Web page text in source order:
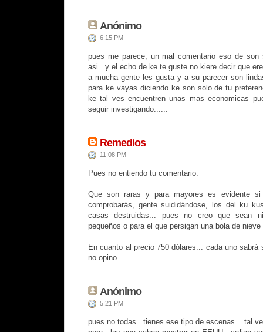
Anónimo
6:15 PM
pues me parece, un mal comentario eso de son
asi.. y el echo de ke te guste no kiere decir que
a mucha gente les gusta y a su parecer son
para ke vayas diciendo ke son solo de tu
ke tal ves encuentren unas mas economicas
seguir investigando......
Remedios
11:08 PM
Pues no entiendo tu comentario.
Que son raras y para mayores es evidente
comprobarás, gente suididándose, los del ku
casas destruidas... pues no creo que sean
pequeños o para el que persigan una bola de
En cuanto al precio 750 dólares... cada uno sabrá
no opino.
Anónimo
5:21 PM
pues no todas.. tienes ese tipo de escenas... tal